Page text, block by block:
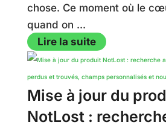
chose. Ce moment où le
quand on ...
Lire la suite
Mise à jour du
NotLost :